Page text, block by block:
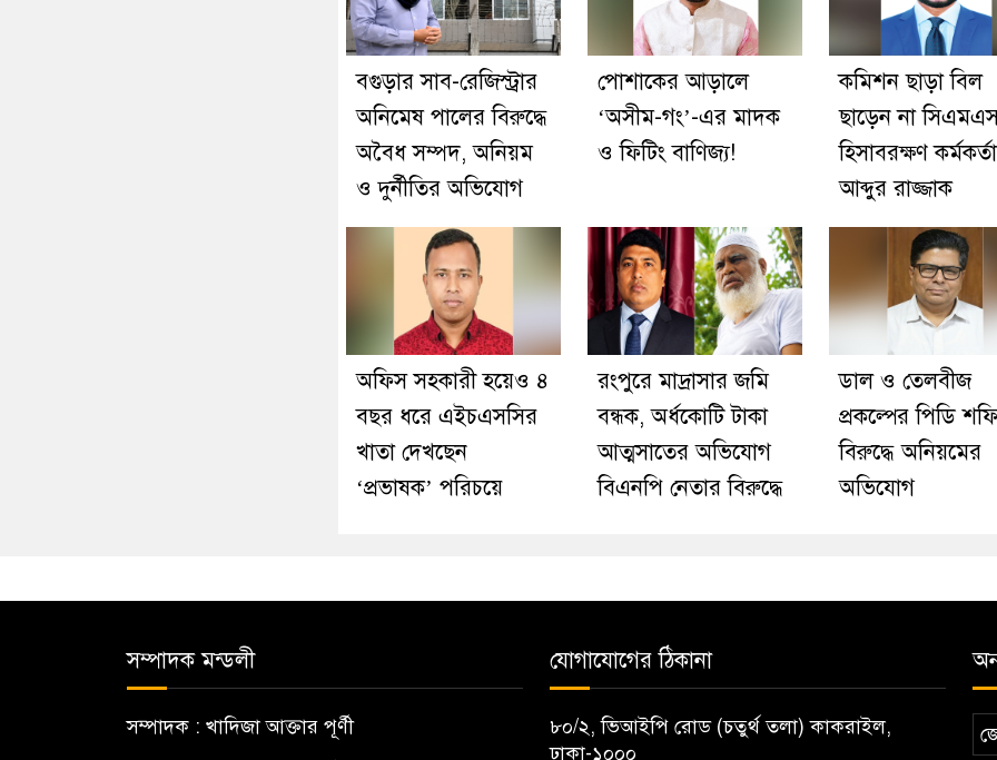
বগুড়ার সাব-রেজিস্ট্রার
অনিমেষ পালের বিরুদ্ধে
অবৈধ সম্পদ, অনিয়ম
ও দুর্নীতির অভিযোগ
পোশাকের আড়ালে
‘অসীম-গং’-এর মাদক
ও ফিটিং বাণিজ্য!
কমিশন ছাড়া বিল
ছাড়েন না
হিসাবরক্ষণ কর্মকর্তা
আব্দুর রাজ্জাক
অফিস সহকারী হয়েও ৪
বছর ধরে এইচএসসির
খাতা দেখছেন
‘প্রভাষক’ পরিচয়ে
রংপুরে মাদ্রাসার জমি
বন্ধক, অর্ধকোটি টাকা
আত্মসাতের অভিযোগ
বিএনপি নেতার বিরুদ্ধে
ডাল ও তেলবীজ
প্রকল্পের পিডি
বিরুদ্ধে অনিয়মের
অভিযোগ
সম্পাদক মন্ডলী
সম্পাদক : খাদিজা আক্তার পূর্ণী
যোগাযোগের ঠিকানা
৮০/২, ভিআইপি রোড (চতুর্থ তলা) কাকরাইল,
ঢাকা-১০০০